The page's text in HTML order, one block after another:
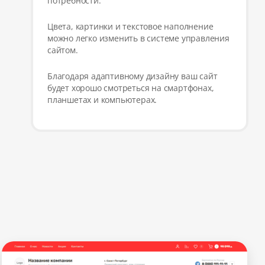
Цвета, картинки и текстовое наполнение
можно легко изменить в системе управления
сайтом.
Благодаря адаптивному дизайну ваш сайт
будет хорошо смотреться на смартфонах,
планшетах и компьютерах.